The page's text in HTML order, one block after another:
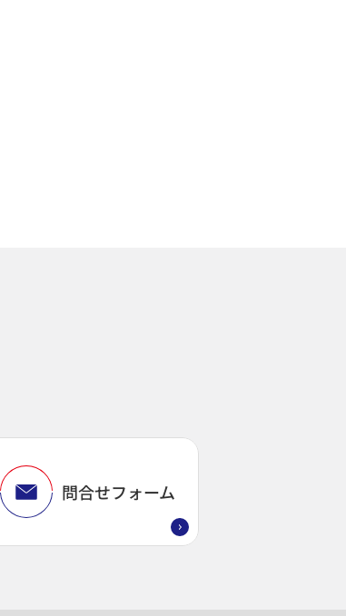
問合せフォーム